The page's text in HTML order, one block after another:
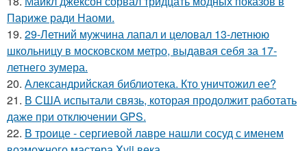
Париже ради Наоми.
19. 29-Летний мужчина лапал и целовал 13-летнюю
школьницу в московском метро, выдавая себя за 17-
летнего зумера.
20. Александрийская библиотека. Кто уничтожил ее?
21. В США испытали связь, которая продолжит работать
даже при отключении GPS.
22. В троице - сергиевой лавре нашли сосуд с именем